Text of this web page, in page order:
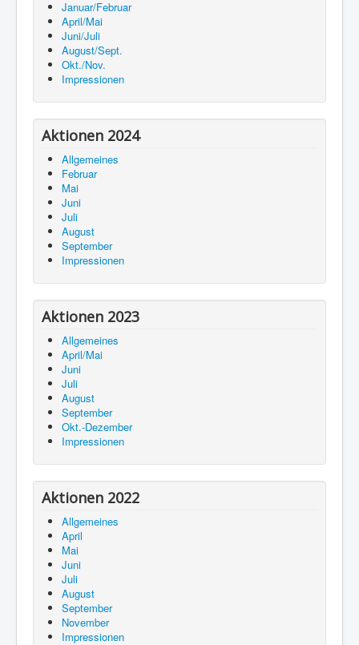
Januar/Februar
April/Mai
Juni/Juli
August/Sept.
Okt./Nov.
Impressionen
Aktionen 2024
Allgemeines
Februar
Mai
Juni
Juli
August
September
Impressionen
Aktionen 2023
Allgemeines
April/Mai
Juni
Juli
August
September
Okt.-Dezember
Impressionen
Aktionen 2022
Allgemeines
April
Mai
Juni
Juli
August
September
November
Impressionen